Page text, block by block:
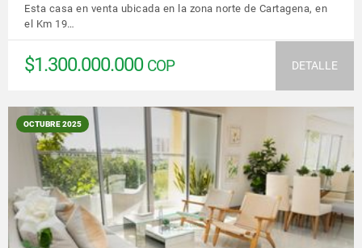
Esta casa en venta ubicada en la zona norte de Cartagena, en
el Km 19…
$1.300.000.000 COP DETALLE
OCTUBRE 2025
VER DETALLES